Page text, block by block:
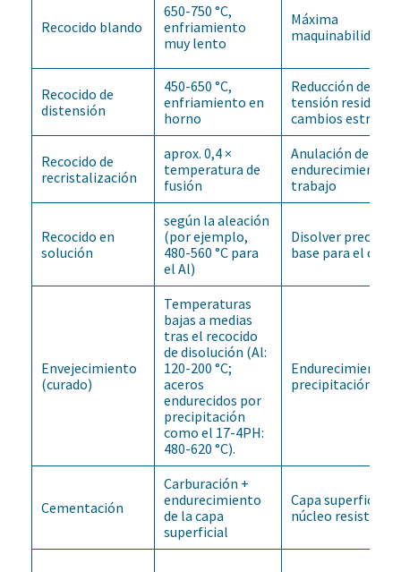
Recocido blando
650-750 °C,
enfriamiento
muy lento
Máxima
maquinabilidad
Recocido de
distensión
450-650 °C,
enfriamiento en
horno
Reducción de la
tensión residual
cambios
Recocido de
recristalización
aprox. 0,4 ×
temperatura de
fusión
Anulación del
endurecimiento
trabajo
Recocido en
solución
según la aleación
(por ejemplo,
480-560 °C para
el Al)
Disolver
base para el
Envejecimiento
(curado)
Temperaturas
bajas a medias
tras el recocido
de disolución (Al:
120-200 °C;
aceros
endurecidos por
precipitación
como el 17-4PH:
480-620 °C).
Endurecimiento
precipitación
Cementación
Carburación +
endurecimiento
de la capa
superficial
Capa superficial
núcleo resistente